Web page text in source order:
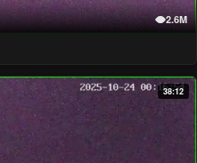
2.6M
38:12